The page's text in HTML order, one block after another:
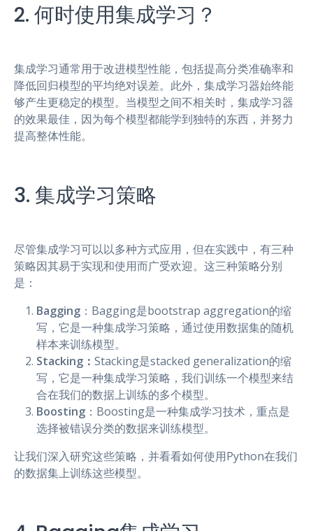
2. 何时使用集成学习？
集成学习通常用于改进模型性能，包括提高分类准确率和
降低回归模型的平均绝对误差。此外，集成学习器始终能
够产生更稳定的模型。当模型之间不相关时，集成学习器
的效果最佳，因为每个模型都能学到独特的东西，并努力
提高整体性能。
3. 集成学习策略
尽管集成学习可以以多种方式应用，但在实践中，有三种
策略因其易于实现和使用而广受欢迎。这三种策略分别
是：
Bagging ：Bagging是bootstrap aggregation的缩
写，它是一种集成学习策略，通过使用数据集的随机
样本来训练模型。
Stacking： Stacking是stacked generalization的缩
写，它是一种集成学习策略，我们训练一个模型来结
合在我们的数据上训练的多个模型。
Boosting ：Boosting是一种集成学习技术，重点是
选择被错误分类的数据来训练模型。
让我们深入研究这些策略，并看看如何使用Python在我们
的数据集上训练这些模型。